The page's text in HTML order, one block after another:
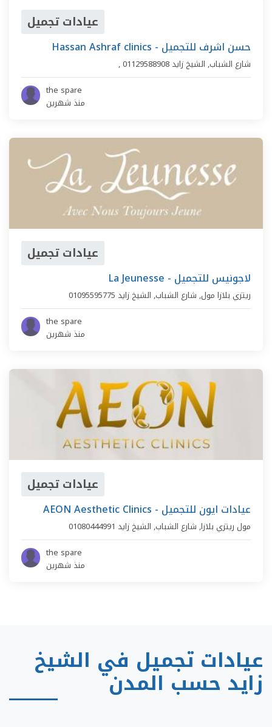
عيادات تجميل
Hassan Ashraf clinics - حسن اشرف للتجميل
, شارع الشباب, الشيخ زايد
the spare
منذ شهرين
عيادات تجميل
La Jeunesse - لاجونيس للتجميل
ريتزي بلازا مول, شارع الشباب, الشيخ زايد
the spare
منذ شهرين
عيادات تجميل
AEON Aesthetic Clinics - عيادات ايون للتجميل
مول ريتزي بلازا, شارع الشباب, الشيخ زايد
the spare
منذ شهرين
عيادات تجميل في الشيخ
زايد حسب المدن